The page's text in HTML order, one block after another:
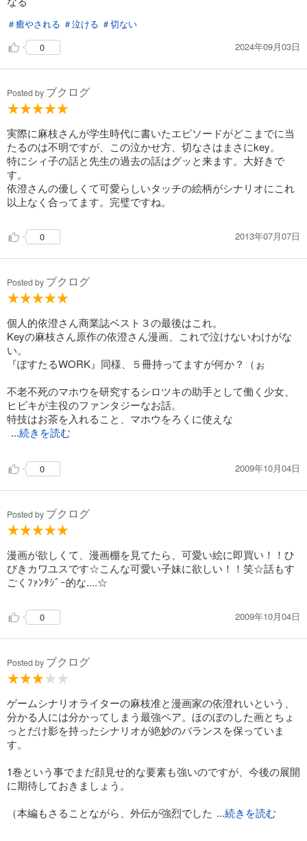
＃癒やされる ＃泣ける ＃切ない
0
2024年09月03日
Posted by ブクログ
実際に麻枝さんが学生時代に書いたエピソードがどこまでに当
たるのは不明ですが、この泣かせ方、切なさはまさにkey。
特にシィ子の話と先生の過去の話はグッと来ます。大好きで
す。
依澄さんの優しくて可愛らしいタッチの絵柄がシナリオにこれ
以上なく合ってます。完璧ですね。
0 2013年07月07日
Posted by ブクログ
個人的依澄さん商業誌ベスト３の最後はこれ。
Keyの麻枝さん原作の依澄さん漫画、これで泣けないわけがな
い。
『ぽすたるWORK』同様、５冊持ってますが何か？（ぉ
不老不死のマホウを研究するシロツキの助手として働く少女、
ヒビキが主役のファンタジーなお話。
特技はお茶を入れること、マホウをろくに使えな
...続きを読む
0 2009年10月04日
Posted by ブクログ
漫画が欲しくて、漫画棚を見てたら、可愛い絵に即買い！！ひ
びきカワユスです☆こんな可愛い子妹に欲しい！！笑☆話もす
ごくﾌｧﾝﾀｼﾞｰ的な....☆
0 2009年10月04日
Posted by ブクログ
ゲームシナリオライターの麻枝准と漫画家の依澄れいという、
分かる人には分かってしまう最強ペア。ほのぼのした画とちょ
っとだけ影を持ったシナリオが絶妙のバランスを保っていま
す。
1巻という事でまだ顔見せ的な要素も強いのですが、今後の展開
に期待しておきましょう。
（本編もさることながら、外伝が強烈でした ...続きを読む